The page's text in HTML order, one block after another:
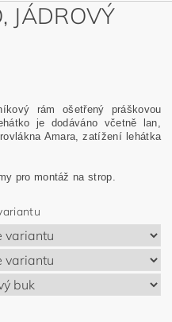
JÁDROVÝ
rám ošetřený práškovou
je dodáváno včetně lan,
Amara, zatížení lehátka
pro montáž na strop.